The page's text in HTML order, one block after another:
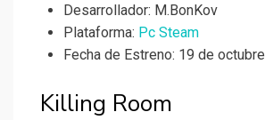
Desarrollador: M.BonKov
Plataforma: Pc Steam
Fecha de Estreno: 19 de octubre
Killing Room